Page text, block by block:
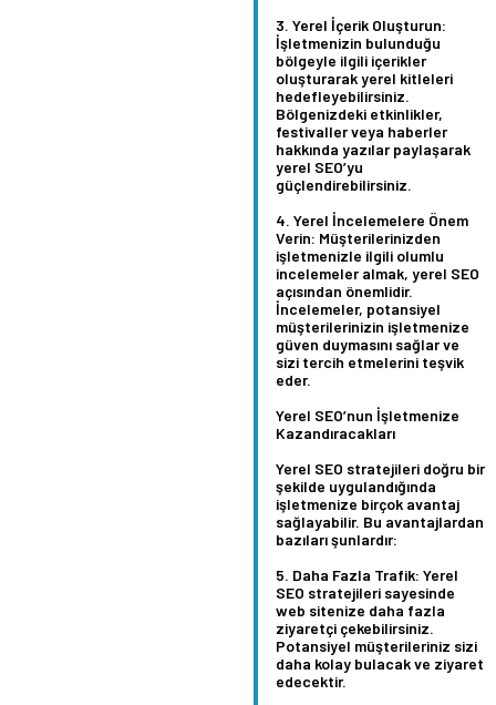
Yerel İçerik Oluşturun:
İşletmenizin bulunduğu
bölgeyle ilgili içerikler
oluşturarak yerel kitleleri
hedefleyebilirsiniz.
Bölgenizdeki etkinlikler,
festivaller veya haberler
hakkında yazılar paylaşarak
yerel SEO’yu
güçlendirebilirsiniz.
Yerel İncelemelere Önem
Verin: Müşterilerinizden
işletmenizle ilgili olumlu
incelemeler almak, yerel SEO
açısından önemlidir.
İncelemeler, potansiyel
müşterilerinizin işletmenize
güven duymasını sağlar ve
sizi tercih etmelerini teşvik
eder.
Yerel SEO’nun İşletmenize
Kazandıracakları
Yerel SEO stratejileri doğru bir
şekilde uygulandığında
işletmenize birçok avantaj
sağlayabilir. Bu avantajlardan
bazıları şunlardır:
Daha Fazla Trafik: Yerel
SEO stratejileri sayesinde
web sitenize daha fazla
ziyaretçi çekebilirsiniz.
Potansiyel müşterileriniz sizi
daha kolay bulacak ve ziyaret
edecektir.